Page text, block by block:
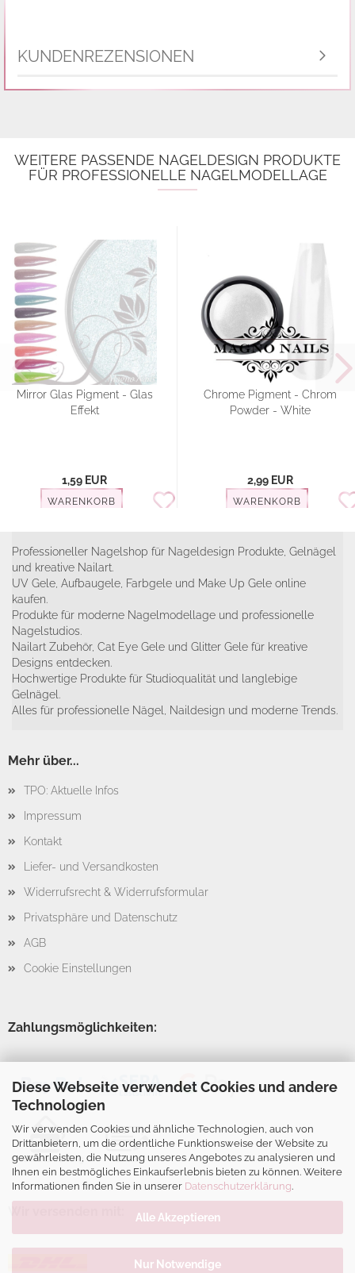
Diese Webseite verwendet Cookies und andere
Technologien
Wir verwenden Cookies und ähnliche Technologien, auch von
Drittanbietern, um die ordentliche Funktionsweise der Website zu
gewährleisten, die Nutzung unseres Angebotes zu analysieren und
Ihnen ein bestmögliches Einkaufserlebnis bieten zu können. Weitere
Informationen finden Sie in unserer Datenschutzerklärung.
Alle Akzeptieren
Nur Notwendige
KUNDENREZENSIONEN
WEITERE PASSENDE NAGELDESIGN PRODUKTE
FÜR PROFESSIONELLE NAGELMODELLAGE
Mirror Glas Pigment - Glas
Effekt
1,59 EUR
WARENKORB
Chrome Pigment - Chrom
Powder - White
2,99 EUR
WARENKORB
Professioneller Nagelshop für Nageldesign Produkte, Gelnägel
und kreative Nailart.
UV Gele, Aufbaugele, Farbgele und Make Up Gele online
kaufen.
Produkte für moderne Nagelmodellage und professionelle
Nagelstudios.
Nailart Zubehör, Cat Eye Gele und Glitter Gele für kreative
Designs entdecken.
Hochwertige Produkte für Studioqualität und langlebige
Gelnägel.
Alles für professionelle Nägel, Naildesign und moderne Trends.
Mehr über...
TPO: Aktuelle Infos
Impressum
Kontakt
Liefer- und Versandkosten
Widerrufsrecht & Widerrufsformular
Privatsphäre und Datenschutz
AGB
Cookie Einstellungen
Zahlungsmöglichkeiten: